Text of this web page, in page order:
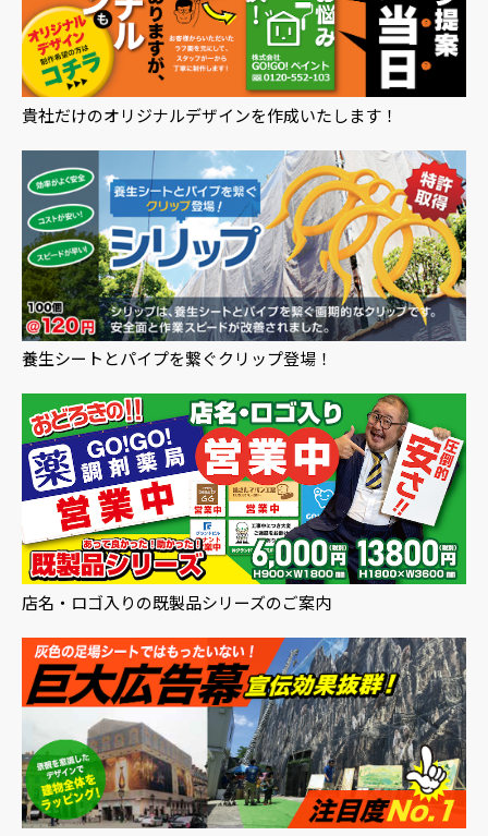
貴社だけのオリジナルデザインを作成いたします！
養生シートとパイプを繋ぐクリップ登場！
店名・ロゴ入りの既製品シリーズのご案内